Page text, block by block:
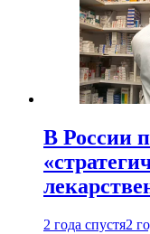
В России
2 года спустя2